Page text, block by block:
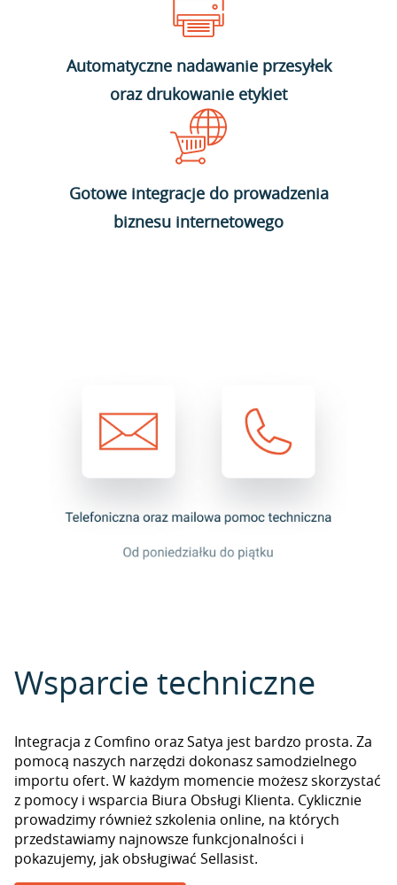
Automatyczne nadawanie przesyłek
oraz drukowanie etykiet
Gotowe integracje do prowadzenia
biznesu internetowego
Wsparcie techniczne
Integracja z Comfino oraz Satya jest bardzo prosta. Za
pomocą naszych narzędzi dokonasz samodzielnego
importu ofert. W każdym momencie możesz skorzystać
z pomocy i wsparcia Biura Obsługi Klienta. Cyklicznie
prowadzimy również szkolenia online, na których
przedstawiamy najnowsze funkcjonalności i
pokazujemy, jak obsługiwać Sellasist.